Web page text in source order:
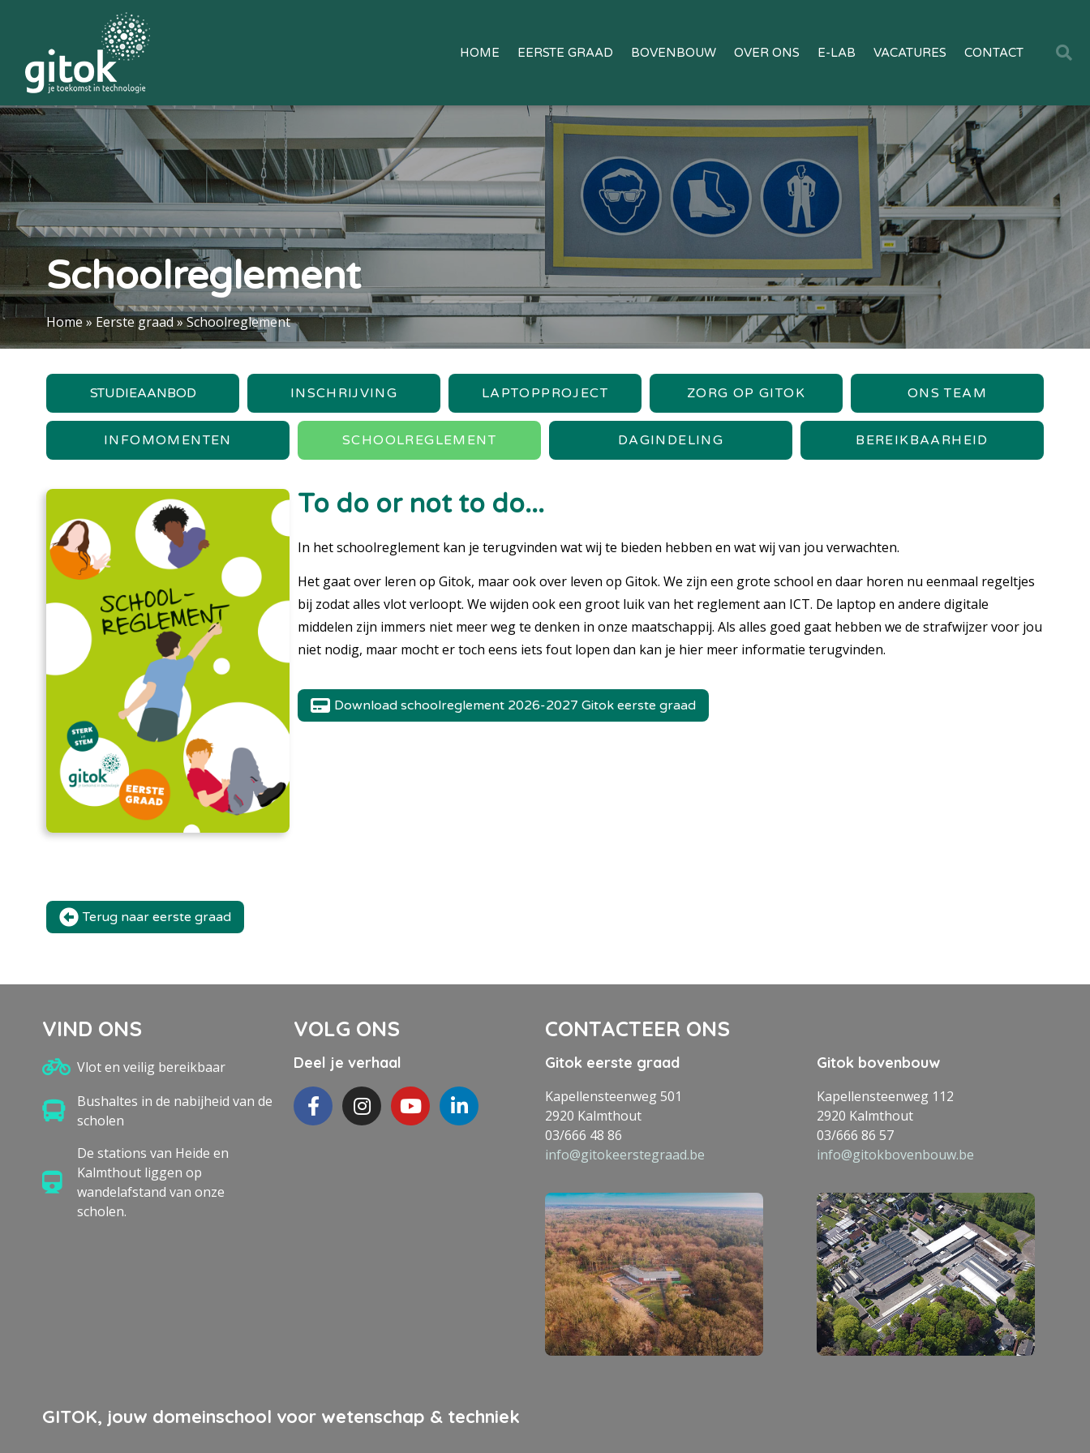
HOME EERSTE GRAAD BOVENBOUW OVER ONS E-LAB VACATURES CONTACT
Schoolreglement
Home» Eerste graad»Schoolreglement
STUDIEAANBOD INSCHRIJVING LAPTOPPROJECT ZORG OP GITOK ONS TEAM
INFOMOMENTEN SCHOOLREGLEMENT DAGINDELING BEREIKBAARHEID
To do or not to do...
In het schoolreglement kan je terugvinden wat wij te bieden hebben en wat wij van jou verwachten.
Het gaat over leren op Gitok, maar ook over leven op Gitok. We zijn een grote school en daar horen nu eenmaal regeltjes
bij zodat alles vlot verloopt. We wijden ook een groot luik van het reglement aan ICT. De laptop en andere digitale
middelen zijn immers niet meer weg te denken in onze maatschappij. Als alles goed gaat hebben we de strafwijzer voor jou
niet nodig, maar mocht er toch eens iets fout lopen dan kan je hier meer informatie terugvinden.
Download schoolreglement 2026-2027 Gitok eerste graad
Terug naar eerste graad
VIND ONS
Vlot en veilig bereikbaar
Bushaltes in de nabijheid van de
scholen
De stations van Heide en
Kalmthout liggen op
wandelafstand van onze
scholen.
VOLG ONS
Deel je verhaal
CONTACTEER ONS
Gitok eerste graad
Kapellensteenweg 501
2920 Kalmthout
03/666 48 86
info@gitokeerstegraad.be
Gitok bovenbouw
Kapellensteenweg 112
2920 Kalmthout
03/666 86 57
info@gitokbovenbouw.be
GITOK, jouw domeinschool voor wetenschap & techniek